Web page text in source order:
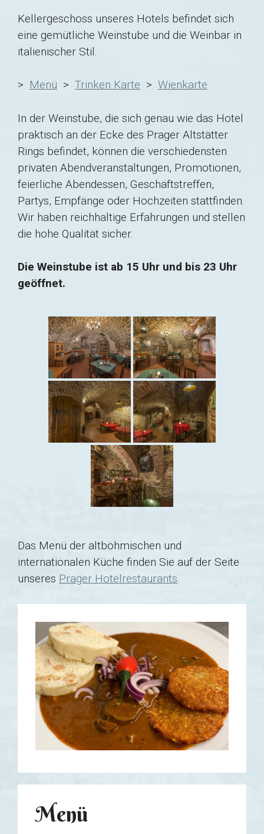
Kellergeschoss unseres Hotels befindet sich
eine gemütliche Weinstube und die Weinbar in
italienischer Stil.
> Menü > Trinken Karte > Wienkarte
In der Weinstube, die sich genau wie das Hotel
praktisch an der Ecke des Prager Altstätter
Rings befindet, können die verschiedensten
privaten Abendveranstaltungen, Promotionen,
feierliche Abendessen, Geschäftstreffen,
Partys, Empfänge oder Hochzeiten stattfinden.
Wir haben reichhaltige Erfahrungen und stellen
die hohe Qualität sicher.
Die Weinstube ist ab 15 Uhr und bis 23 Uhr
geöffnet.
Das Menü der altböhmischen und
internationalen Küche finden Sie auf der Seite
unseres Prager Hotelrestaurants.
Menü